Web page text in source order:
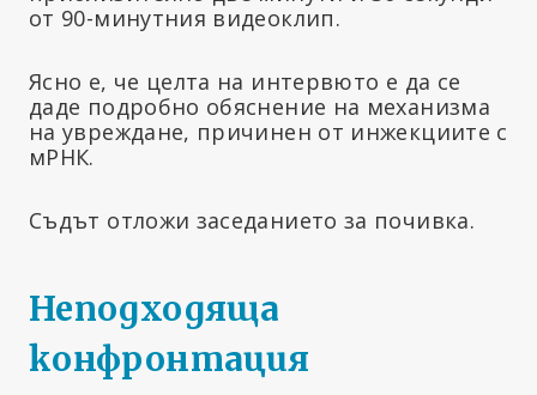
от 90-минутния видеоклип.
Ясно е, че целта на интервюто е да се
даде подробно обяснение на механизма
на увреждане, причинен от инжекциите с
мРНК.
Съдът отложи заседанието за почивка.
Неподходяща
конфронтация